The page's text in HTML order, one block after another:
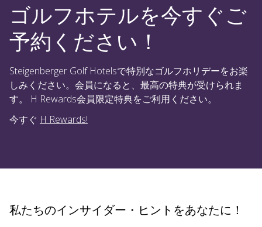
ゴルフホテルを今すぐご
予約ください！
Steigenberger Golf Hotelsで特別なゴルフホリデーをお楽
しみください。会員になると、最高の特典が受けられま
す。 H Rewards会員限定特典をご利用ください。
今すぐ H Rewards!
私たちのインサイダー・ヒントをあなたに！